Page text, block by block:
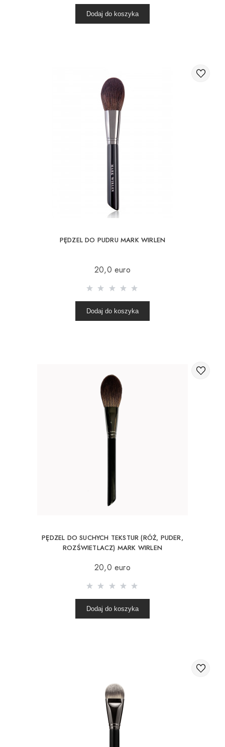
Dodaj do koszyka
PĘDZEL DO PUDRU MARK WIRLEN
20,0 euro
Dodaj do koszyka
PĘDZEL DO SUCHYCH TEKSTUR (RÓŻ, PUDER,
ROZŚWIETLACZ) MARK WIRLEN
20,0 euro
Dodaj do koszyka